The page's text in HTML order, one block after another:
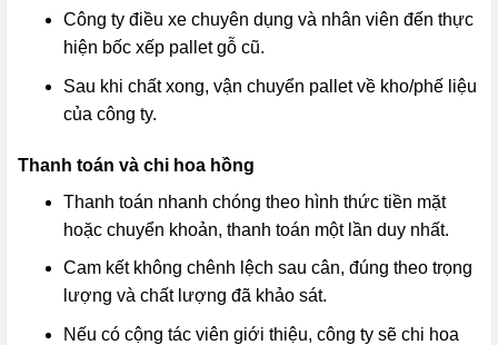
Công ty điều xe chuyên dụng và nhân viên đến thực
hiện bốc xếp pallet gỗ cũ.
Sau khi chất xong, vận chuyển pallet về kho/phế liệu
của công ty.
Thanh toán và chi hoa hồng
Thanh toán nhanh chóng theo hình thức tiền mặt
hoặc chuyển khoản, thanh toán một lần duy nhất.
Cam kết không chênh lệch sau cân, đúng theo trọng
lượng và chất lượng đã khảo sát.
Nếu có cộng tác viên giới thiệu, công ty sẽ chi hoa